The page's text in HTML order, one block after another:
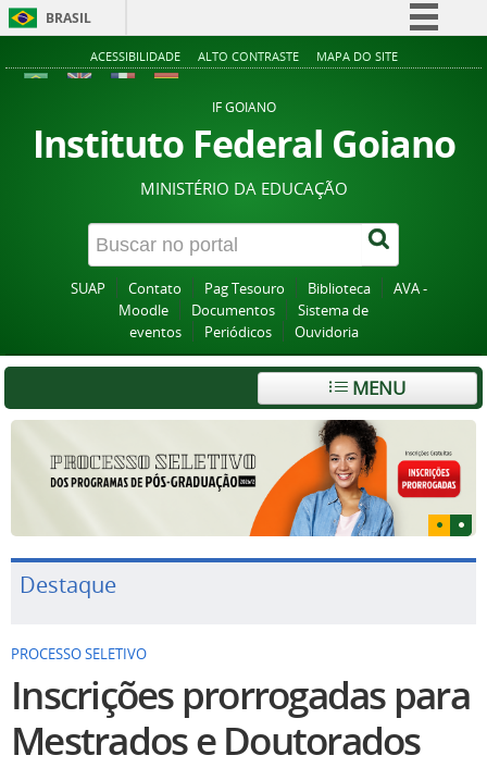
BRASIL
Simplifique!
Acesso à informação
Legislação
Canais
ACESSIBILIDADE ALTO CONTRASTE MAPA DO SITE
IF GOIANO
Instituto Federal Goiano
MINISTÉRIO DA EDUCAÇÃO
SUAP Contato Pag Tesouro Biblioteca
AVA -
Moodle
Documentos
Sistema de
eventos
Periódicos Ouvidoria
MENU
Destaque
PROCESSO SELETIVO
Inscrições prorrogadas para
Mestrados e Doutorados